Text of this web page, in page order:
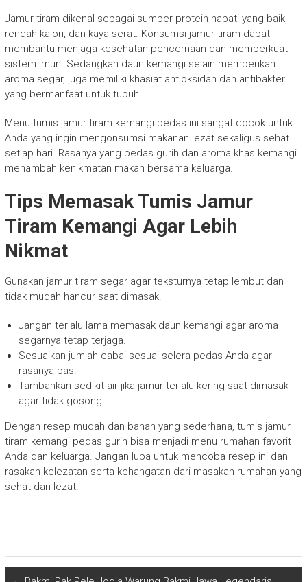
Jamur tiram dikenal sebagai sumber protein nabati yang baik,
rendah kalori, dan kaya serat. Konsumsi jamur tiram dapat
membantu menjaga kesehatan pencernaan dan memperkuat
sistem imun. Sedangkan daun kemangi selain memberikan
aroma segar, juga memiliki khasiat antioksidan dan antibakteri
yang bermanfaat untuk tubuh.
Menu tumis jamur tiram kemangi pedas ini sangat cocok untuk
Anda yang ingin mengonsumsi makanan lezat sekaligus sehat
setiap hari. Rasanya yang pedas gurih dan aroma khas kemangi
menambah kenikmatan makan bersama keluarga.
Tips Memasak Tumis Jamur
Tiram Kemangi Agar Lebih
Nikmat
Gunakan jamur tiram segar agar teksturnya tetap lembut dan
tidak mudah hancur saat dimasak.
Jangan terlalu lama memasak daun kemangi agar aroma
segarnya tetap terjaga.
Sesuaikan jumlah cabai sesuai selera pedas Anda agar
rasanya pas.
Tambahkan sedikit air jika jamur terlalu kering saat dimasak
agar tidak gosong.
Dengan resep mudah dan bahan yang sederhana, tumis jamur
tiram kemangi pedas gurih bisa menjadi menu rumahan favorit
Anda dan keluarga. Jangan lupa untuk mencoba resep ini dan
rasakan kelezatan serta kehangatan dari masakan rumahan yang
sehat dan lezat!